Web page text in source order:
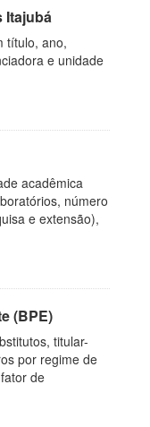
Itajubá
título, ano,
e unidade
acadêmica
número
e extensão),
(BPE)
titular-
por regime de
de